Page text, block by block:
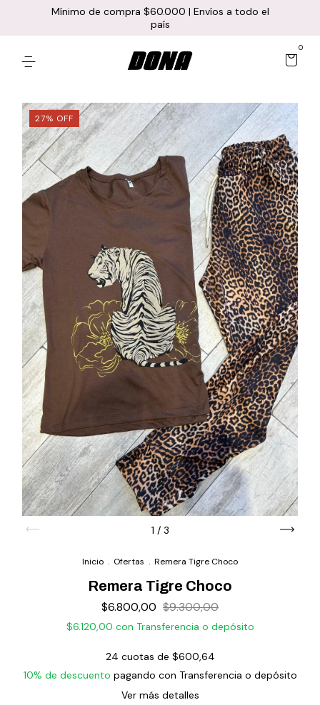
Mínimo de compra $60.000 | Envíos a todo el
país
0
27% OFF
1 / 3
Inicio . Ofertas . Remera Tigre Choco
Remera Tigre Choco
$6.800,00 $9.300,00
$6.120,00 con Transferencia o depósito
24 cuotas de $600,64
10% de descuento pagando con Transferencia o depósito
Ver más detalles